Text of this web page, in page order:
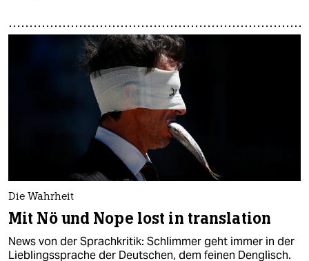
Die Wahrheit
Mit Nö und Nope lost in translation
News von der Sprachkritik: Schlimmer geht immer in der
Lieblingssprache der Deutschen, dem feinen Denglisch.